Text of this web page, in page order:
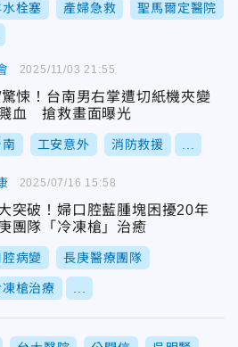
栓塞 產婦急救 聖馬爾定醫院
悚！台南男右掌遭切紙機夾變
血 搶救畫面曝光
工安意外 消防救援
2025/11/03 21:55
突破！婦口腔藍腫塊困擾20年
團隊「冷凍槍」治癒
腔病變 長庚醫療團隊
凍槍治療
2025/07/16 15:58